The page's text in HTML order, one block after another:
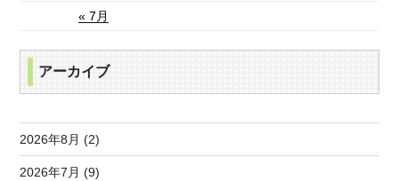
« 7月
アーカイブ
2026年8月 (2)
2026年7月 (9)